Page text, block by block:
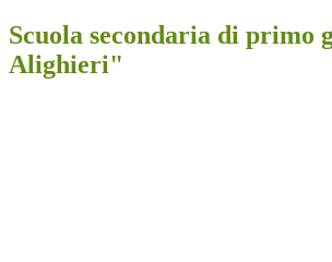
Scuola secondaria di primo
Alighieri"